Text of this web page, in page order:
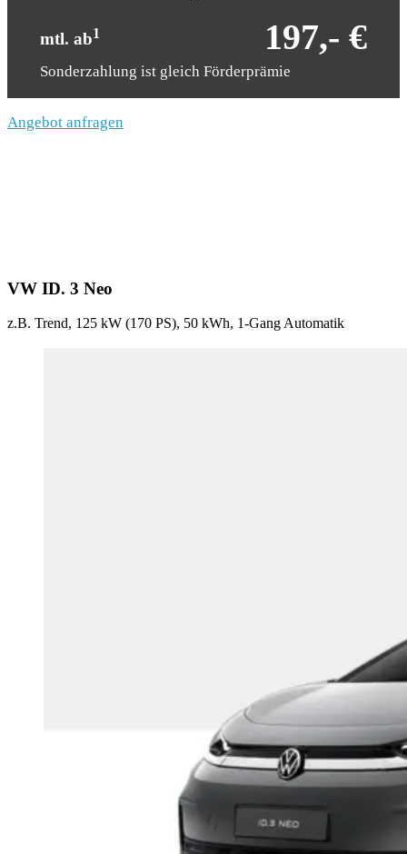
mtl. ab1 197,- €
Sonderzahlung ist gleich Förderprämie
Angebot anfragen
VW ID. 3 Neo
z.B. Trend, 125 kW (170 PS), 50 kWh, 1-Gang Automatik